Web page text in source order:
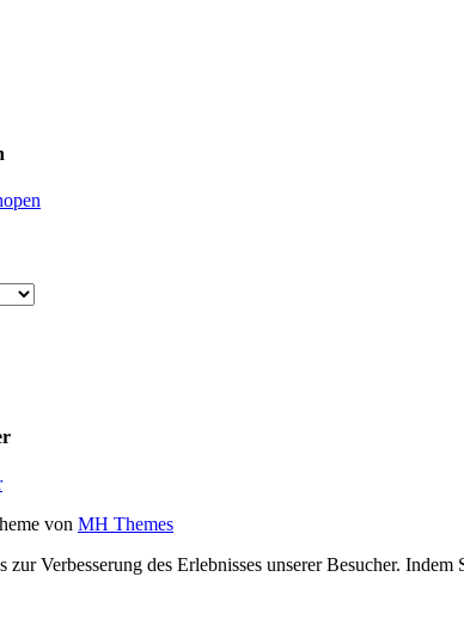
von MH Themes
Verbesserung des Erlebnisses unserer Besucher.